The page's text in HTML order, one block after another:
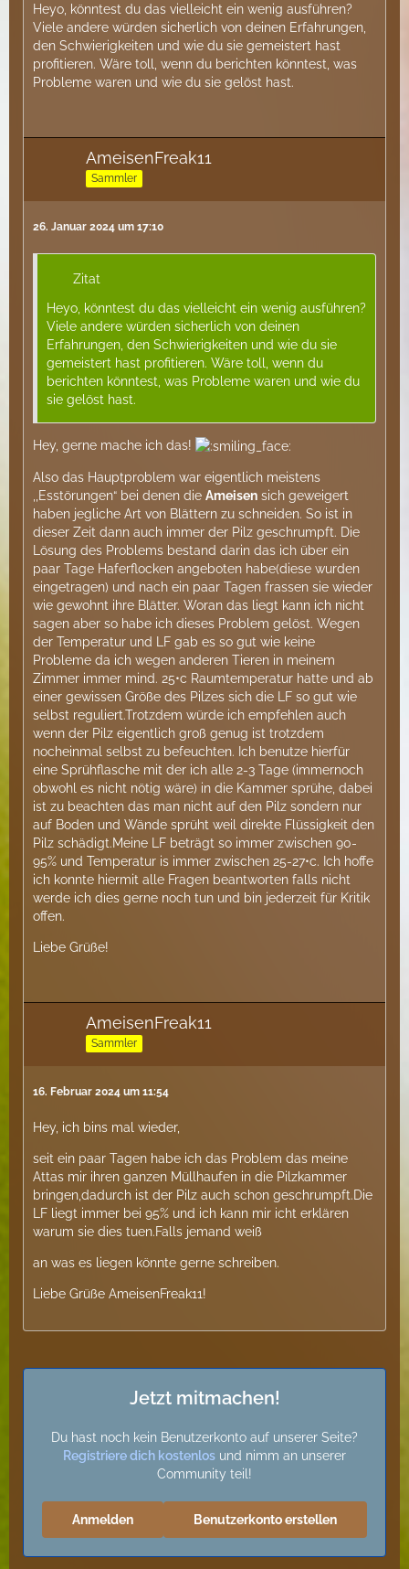
Heyo, könntest du das vielleicht ein wenig ausführen?
Viele andere würden sicherlich von deinen Erfahrungen,
den Schwierigkeiten und wie du sie gemeistert hast
profitieren. Wäre toll, wenn du berichten könntest, was
Probleme waren und wie du sie gelöst hast.
AmeisenFreak11
Sammler
26. Januar 2024 um 17:10
Zitat
Heyo, könntest du das vielleicht ein wenig ausführen?
Viele andere würden sicherlich von deinen
Erfahrungen, den Schwierigkeiten und wie du sie
gemeistert hast profitieren. Wäre toll, wenn du
berichten könntest, was Probleme waren und wie du
sie gelöst hast.
Hey, gerne mache ich das!
Also das Hauptproblem war eigentlich meistens
,,Esstörungen“ bei denen die Ameisen sich geweigert
haben jegliche Art von Blättern zu schneiden. So ist in
dieser Zeit dann auch immer der Pilz geschrumpft. Die
Lösung des Problems bestand darin das ich über ein
paar Tage Haferflocken angeboten habe(diese wurden
eingetragen) und nach ein paar Tagen frassen sie wieder
wie gewohnt ihre Blätter. Woran das liegt kann ich nicht
sagen aber so habe ich dieses Problem gelöst. Wegen
der Temperatur und LF gab es so gut wie keine
Probleme da ich wegen anderen Tieren in meinem
Zimmer immer mind. 25•c Raumtemperatur hatte und ab
einer gewissen Größe des Pilzes sich die LF so gut wie
selbst reguliert.Trotzdem würde ich empfehlen auch
wenn der Pilz eigentlich groß genug ist trotzdem
nocheinmal selbst zu befeuchten. Ich benutze hierfür
eine Sprühflasche mit der ich alle 2-3 Tage (immernoch
obwohl es nicht nötig wäre) in die Kammer sprühe, dabei
ist zu beachten das man nicht auf den Pilz sondern nur
auf Boden und Wände sprüht weil direkte Flüssigkeit den
Pilz schädigt.Meine LF beträgt so immer zwischen 90-
95% und Temperatur is immer zwischen 25-27•c. Ich hoffe
ich konnte hiermit alle Fragen beantworten falls nicht
werde ich dies gerne noch tun und bin jederzeit für Kritik
offen.
Liebe Grüße!
AmeisenFreak11
Sammler
16. Februar 2024 um 11:54
Hey, ich bins mal wieder,
seit ein paar Tagen habe ich das Problem das meine
Attas mir ihren ganzen Müllhaufen in die Pilzkammer
bringen,dadurch ist der Pilz auch schon geschrumpft.Die
LF liegt immer bei 95% und ich kann mir icht erklären
warum sie dies tuen.Falls jemand weiß
an was es liegen könnte gerne schreiben.
Liebe Grüße AmeisenFreak11!
Jetzt mitmachen!
Du hast noch kein Benutzerkonto auf unserer Seite?
Registriere dich kostenlos und nimm an unserer
Community teil!
Benutzerkonto erstellen
Anmelden